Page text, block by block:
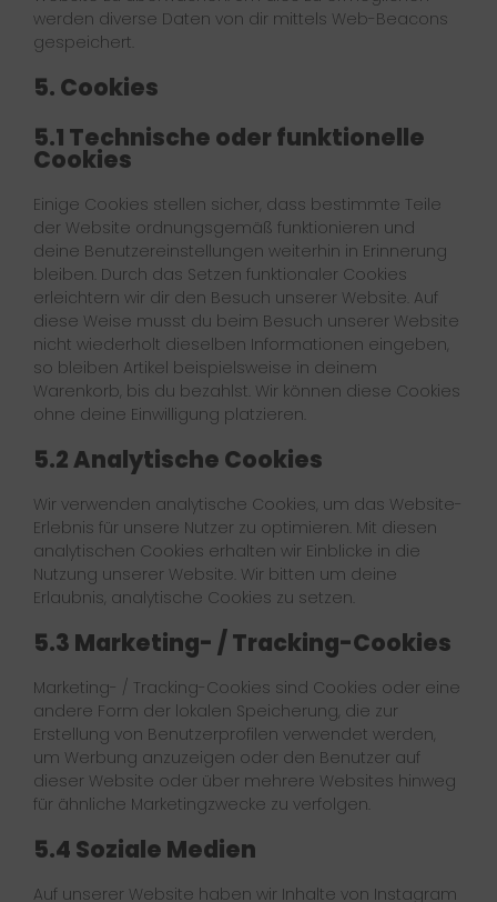
werden diverse Daten von dir mittels Web-Beacons
gespeichert.
5. Cookies
5.1 Technische oder funktionelle
Cookies
Einige Cookies stellen sicher, dass bestimmte Teile
der Website ordnungsgemäß funktionieren und
deine Benutzereinstellungen weiterhin in Erinnerung
bleiben. Durch das Setzen funktionaler Cookies
erleichtern wir dir den Besuch unserer Website. Auf
diese Weise musst du beim Besuch unserer Website
nicht wiederholt dieselben Informationen eingeben,
so bleiben Artikel beispielsweise in deinem
Warenkorb, bis du bezahlst. Wir können diese Cookies
ohne deine Einwilligung platzieren.
5.2 Analytische Cookies
Wir verwenden analytische Cookies, um das Website-
Erlebnis für unsere Nutzer zu optimieren. Mit diesen
analytischen Cookies erhalten wir Einblicke in die
Nutzung unserer Website. Wir bitten um deine
Erlaubnis, analytische Cookies zu setzen.
5.3 Marketing- / Tracking-Cookies
Marketing- / Tracking-Cookies sind Cookies oder eine
andere Form der lokalen Speicherung, die zur
Erstellung von Benutzerprofilen verwendet werden,
um Werbung anzuzeigen oder den Benutzer auf
dieser Website oder über mehrere Websites hinweg
für ähnliche Marketingzwecke zu verfolgen.
5.4 Soziale Medien
Auf unserer Website haben wir Inhalte von Instagram